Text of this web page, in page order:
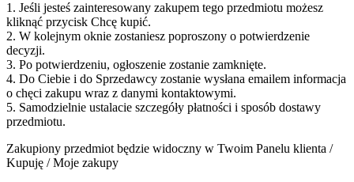
1. Jeśli jesteś zainteresowany zakupem tego przedmiotu możesz
kliknąć przycisk Chcę kupić.
2. W kolejnym oknie zostaniesz poproszony o potwierdzenie
decyzji.
3. Po potwierdzeniu, ogłoszenie zostanie zamknięte.
4. Do Ciebie i do Sprzedawcy zostanie wysłana emailem informacja
o chęci zakupu wraz z danymi kontaktowymi.
5. Samodzielnie ustalacie szczegóły płatności i sposób dostawy
przedmiotu.
Zakupiony przedmiot będzie widoczny w Twoim Panelu klienta /
Kupuję / Moje zakupy